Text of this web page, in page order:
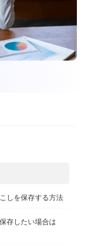
しを保存する方法
存したい場合は